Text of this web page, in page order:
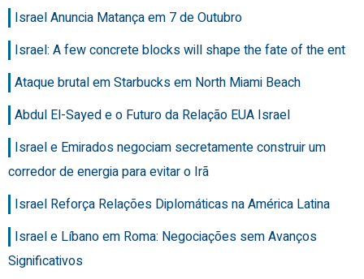
Israel Anuncia Matança em 7 de Outubro
Israel: A few concrete blocks will shape the fate of the ent
Ataque brutal em Starbucks em North Miami Beach
Abdul El-Sayed e o Futuro da Relação EUA Israel
Israel e Emirados negociam secretamente construir um
corredor de energia para evitar o Irã
Israel Reforça Relações Diplomáticas na América Latina
Israel e Líbano em Roma: Negociações sem Avanços
Significativos